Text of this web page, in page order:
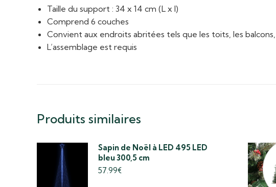
Taille du support : 34 x 14 cm (L x l)
Comprend 6 couches
Convient aux endroits abritées tels que les toits, les
L’assemblage est requis
Produits similaires
Sapin de Noël à LED 495 LED
bleu 300,5 cm
57.99€